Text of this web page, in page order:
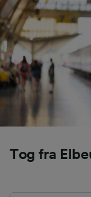
Tog fra